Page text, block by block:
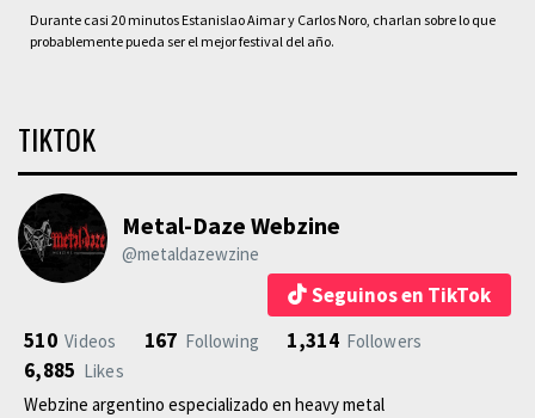
Durante casi 20 minutos Estanislao Aimar y Carlos Noro, charlan sobre lo que
probablemente pueda ser el mejor festival del año.
TIKTOK
Metal-Daze Webzine
@metaldazewzine
Seguinos en TikTok
510 Videos 167 Following 1,314 Followers
6,885 Likes
Webzine argentino especializado en heavy metal